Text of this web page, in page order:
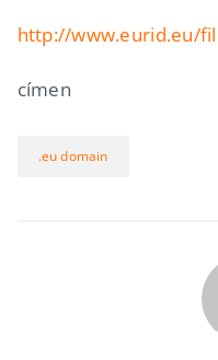
http://www.eurid.eu/
címen
.eu domain